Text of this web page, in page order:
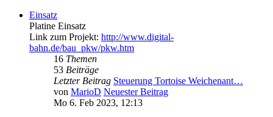
Einsatz
Platine Einsatz
Link zum Projekt: http://www.digital-
bahn.de/bau_pkw/pkw.htm
16 Themen
53 Beiträge
Letzter Beitrag Steuerung Tortoise Weichenant…
von MarioD Neuester Beitrag
Mo 6. Feb 2023, 12:13